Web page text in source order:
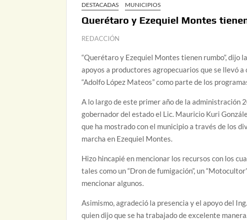
DESTACADAS MUNICIPIOS
Querétaro y Ezequiel Montes
REDACCIÓN
“Querétaro y Ezequiel Montes tienen rumbo”, dijo
apoyos a productores agropecuarios que se llevó
“Adolfo López Mateos” como parte de los
A lo largo de este primer año de la administración
gobernador del estado el Lic. Mauricio Kuri
que ha mostrado con el municipio a través de los
marcha en Ezequiel Montes.
Hizo hincapié en mencionar los recursos con los
tales como un “Dron de fumigación”, un
mencionar algunos.
Asimismo, agradeció la presencia y el apoyo del
quien dijo que se ha trabajado de excelente